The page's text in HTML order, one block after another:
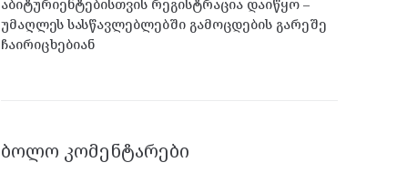
აბიტურიენტებისთვის რეგისტრაცია დაიწყო –
უმაღლეს სასწავლებლებში გამოცდების გარეშე
ჩაირიცხებიან
ᲑᲝᲚᲝ ᲙᲝᲛᲔᲜᲢᲐᲠᲔᲑᲘ